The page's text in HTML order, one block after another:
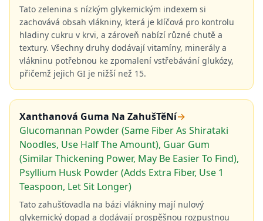
Tato zelenina s nízkým glykemickým indexem si
zachovává obsah vlákniny, která je klíčová pro kontrolu
hladiny cukru v krvi, a zároveň nabízí různé chutě a
textury. Všechny druhy dodávají vitamíny, minerály a
vlákninu potřebnou ke zpomalení vstřebávání glukózy,
přičemž jejich GI je nižší než 15.
Xanthanová Guma Na ZahušTěNí→
Glucomannan Powder (Same Fiber As Shirataki
Noodles, Use Half The Amount), Guar Gum
(Similar Thickening Power, May Be Easier To Find),
Psyllium Husk Powder (Adds Extra Fiber, Use 1
Teaspoon, Let Sit Longer)
Tato zahušťovadla na bázi vlákniny mají nulový
glykemický dopad a dodávají prospěšnou rozpustnou